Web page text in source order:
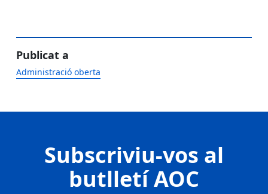
Publicat a
Administració oberta
Subscriviu-vos al
butlletí AOC